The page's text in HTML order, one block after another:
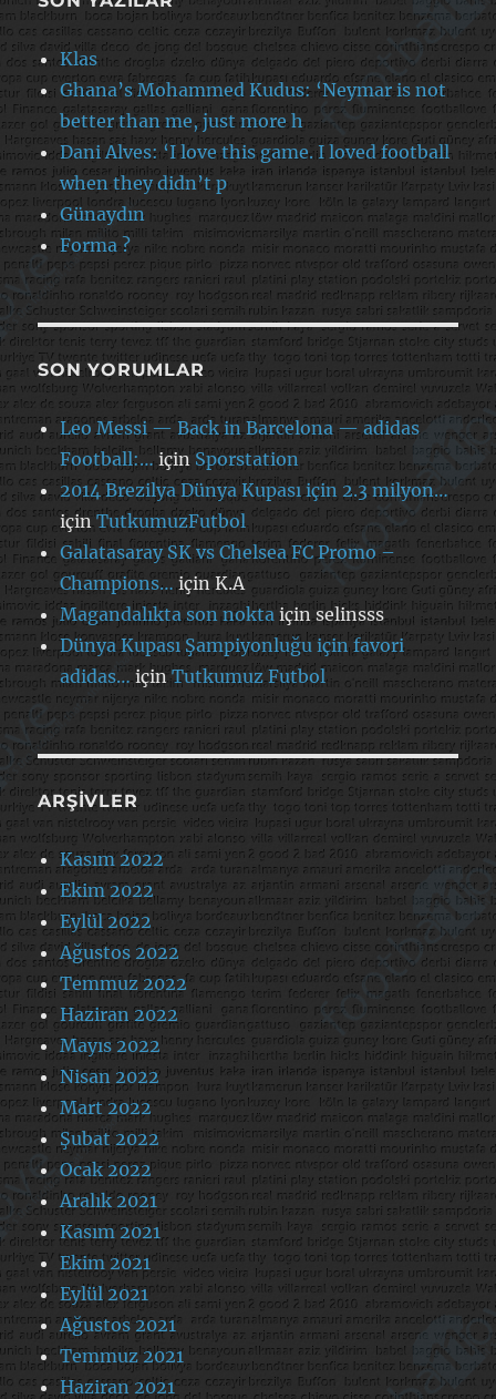
Klas
Ghana’s Mohammed Kudus: ‘Neymar is not
better than me, just more h
Dani Alves: ‘I love this game. I loved football
when they didn’t p
Günaydın
Forma ?
SON YORUMLAR
Leo Messi — Back in Barcelona — adidas
Football:… içinSporstation
2014 Brezilya Dünya Kupası için 2.3 milyon…
içinTutkumuzFutbol
Galatasaray SK vs Chelsea FC Promo –
Champions…içinK.A
Magandalıkta son nokta içinselinsss
Dünya Kupası Şampiyonluğu için favori
adidas…içinTutkumuz Futbol
ARŞIVLER
Kasım 2022
Ekim 2022
Eylül 2022
Ağustos 2022
Temmuz 2022
Haziran 2022
Mayıs 2022
Nisan 2022
Mart 2022
Şubat 2022
Ocak 2022
Aralık 2021
Kasım 2021
Ekim 2021
Eylül 2021
Ağustos 2021
Temmuz 2021
Haziran 2021